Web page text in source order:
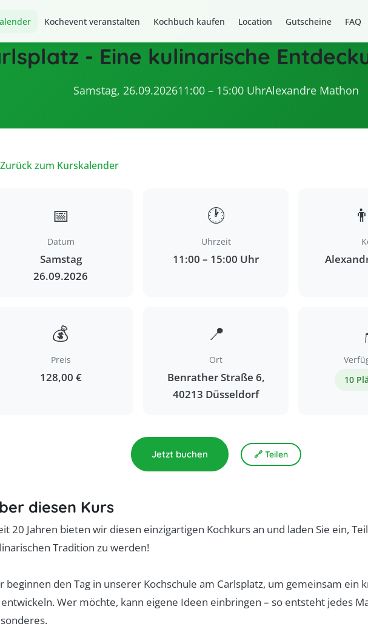
Kochevent veranstalten Kochbuch kaufen Location Gutscheine FAQ
- Eine kulinarische
Samstag, 26.09.202611:00 – 15:00 UhrAlexandre Mathon
zum Kurskalender
📅
Datum
Samstag
26.09.2026
🕐
Uhrzeit
11:00 – 15:00 Uhr
💰
Preis
128,00 €
📍
Ort
Benrather Straße 6,
40213 Düsseldorf
10
Jetzt buchen 🔗 Teilen
diesen Kurs
20 Jahren bieten wir diesen einzigartigen Kochkurs an und laden Sie ein,
Tradition zu werden!
beginnen den Tag in unserer Kochschule am Carlsplatz, um gemeinsam ein
Wer möchte, kann eigene Ideen einbringen – so entsteht jedes